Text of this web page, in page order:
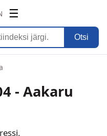
☰
Otsi
- Aakaru